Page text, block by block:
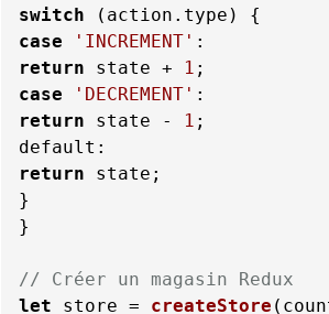
switch (action. type
case
'INCREMENT'
return state + 1
case
'DECREMENT'
return state - 1
default
return state;
}
}
// Créer un magasin Redux
let store = createStore